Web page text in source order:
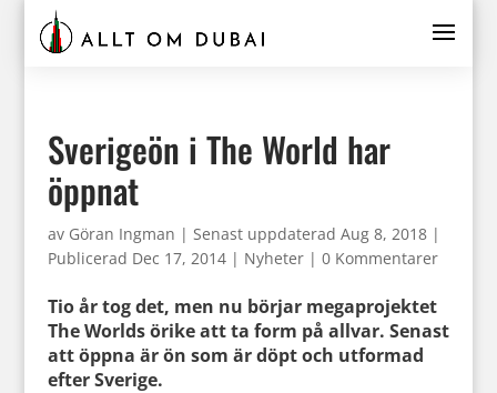
Sverigeön i The World har
öppnat
av Göran Ingman | Senast uppdaterad Aug 8, 2018 |
Publicerad Dec 17, 2014| Nyheter| 0 Kommentarer
Tio år tog det, men nu börjar megaprojektet
The Worlds örike att ta form på allvar. Senast
att öppna är ön som är döpt och utformad
efter Sverige.